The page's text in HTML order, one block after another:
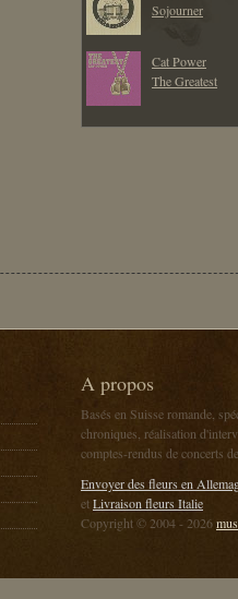
Sojourner
Cat Power
The Greatest
A propos
Basés en Suisse romande,
chroniques, réalisation
comptes-rendus de concerts
Envoyer des fleurs en
etLivraison fleurs Italie
Copyright © 2004 - 2026